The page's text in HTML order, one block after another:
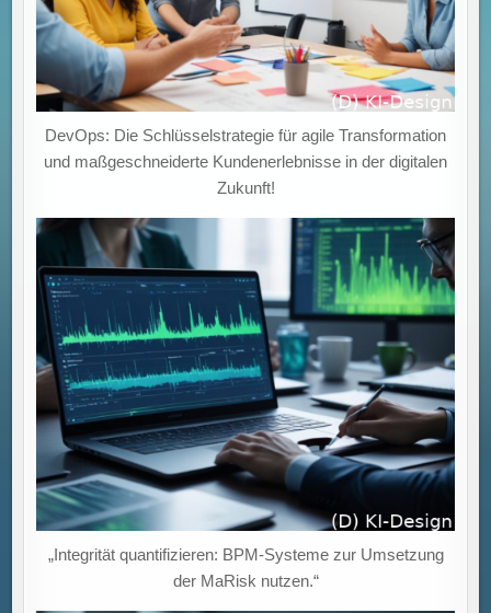
DevOps: Die Schlüsselstrategie für agile Transformation
und maßgeschneiderte Kundenerlebnisse in der digitalen
Zukunft!
„Integrität quantifizieren: BPM-Systeme zur Umsetzung
der MaRisk nutzen.“